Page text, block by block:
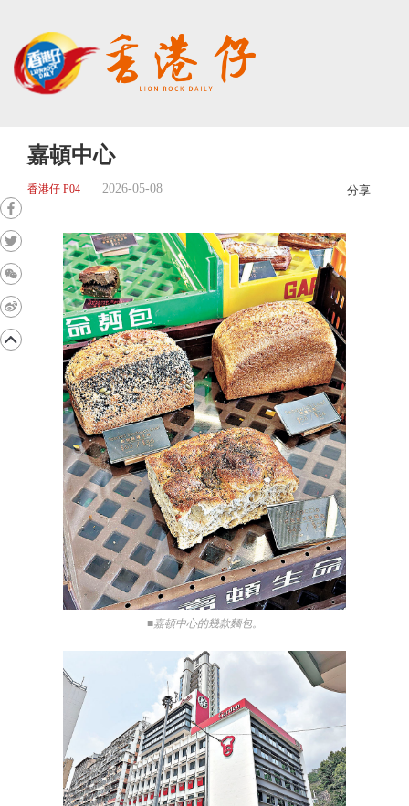
嘉頓中心
香港仔 P04 2026-05-08 分享
■嘉頓中心的幾款麵包。